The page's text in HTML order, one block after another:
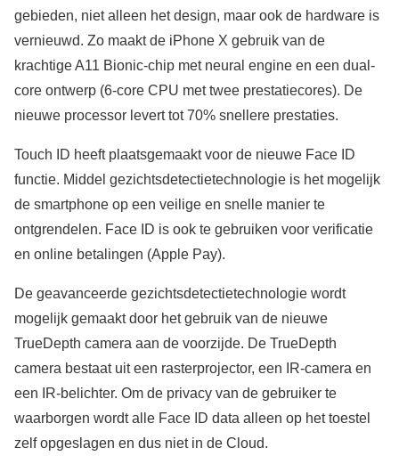
gebieden, niet alleen het design, maar ook de hardware is
vernieuwd. Zo maakt de iPhone X gebruik van de
krachtige A11 Bionic-chip met neural engine en een dual-
core ontwerp (6-core CPU met twee prestatiecores). De
nieuwe processor levert tot 70% snellere prestaties.
Touch ID heeft plaatsgemaakt voor de nieuwe Face ID
functie. Middel gezichtsdetectietechnologie is het mogelijk
de smartphone op een veilige en snelle manier te
ontgrendelen. Face ID is ook te gebruiken voor verificatie
en online betalingen (Apple Pay).
De geavanceerde gezichtsdetectietechnologie wordt
mogelijk gemaakt door het gebruik van de nieuwe
TrueDepth camera aan de voorzijde. De TrueDepth
camera bestaat uit een rasterprojector, een IR-camera en
een IR-belichter. Om de privacy van de gebruiker te
waarborgen wordt alle Face ID data alleen op het toestel
zelf opgeslagen en dus niet in de Cloud.